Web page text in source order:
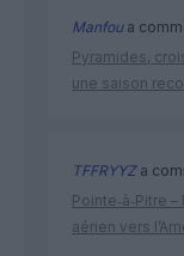
Manfoua
Pyramides,
une saison
TFFRYYZa
Pointe‑à‑Pitre
aérien vers